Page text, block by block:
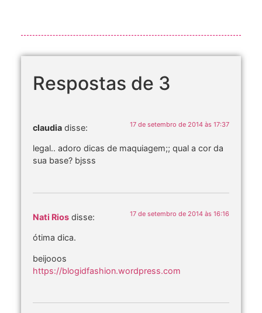
Respostas de 3
claudia disse: 17 de setembro de 2014 às 17:37
legal.. adoro dicas de maquiagem;; qual a cor da
sua base? bjsss
Nati Rios disse: 17 de setembro de 2014 às 16:16
ótima dica.
beijooos
https://blogidfashion.wordpress.com